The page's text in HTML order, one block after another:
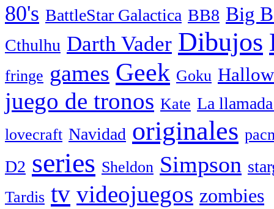
80's BattleStar Galactica BB8 Big
Cthulhu Darth Vader Dibujos
fringe games Geek Goku
juego de tronos Kate La
lovecraft Navidad originales
D2 series Sheldon Simpson
Tardis tv videojuegos zombies